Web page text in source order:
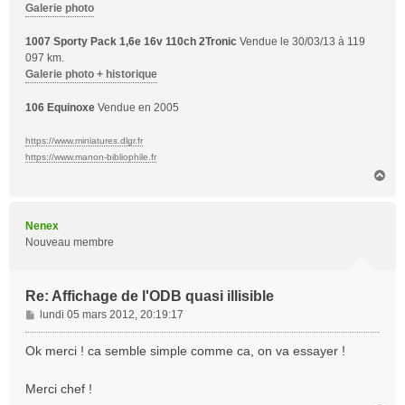
Galerie photo
1007 Sporty Pack 1,6e 16v 110ch 2Tronic Vendue le 30/03/13 à 119
097 km.
Galerie photo + historique
106 Equinoxe Vendue en 2005
https://www.miniatures.dlgr.fr
https://www.manon-bibliophile.fr
Nenex
Nouveau membre
Re: Affichage de l'ODB quasi illisible
M
e
s
g
lundi 05 mars 2012, 20:19:17
Ok merci ! ca semble simple comme ca, on va essayer !
Merci chef !